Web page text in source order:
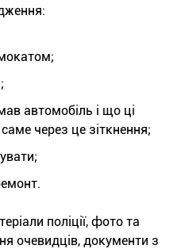
автомобіль і що ці
через це зіткнення;
поліції, фото та
очевидців, документи з